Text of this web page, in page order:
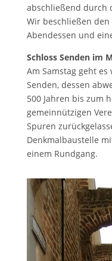
abschließend durch
Wir beschließen
Abendessen und
Schloss Senden im
Am Samstag geht
Senden, dessen
500 Jahren bis zum
gemeinnützigen
Spuren
Denkmalbaustelle
einem Rundgang.